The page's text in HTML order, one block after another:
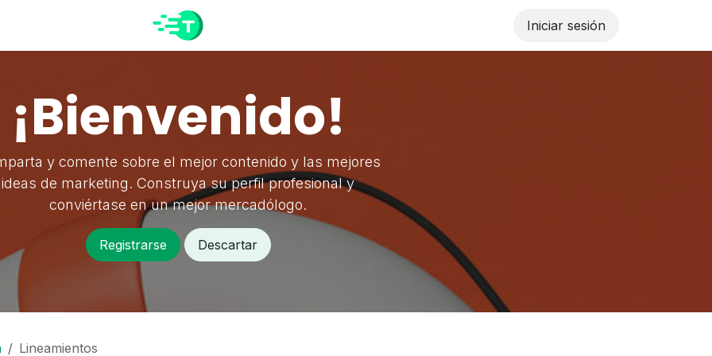
Iniciar sesión
¡Bienvenido!
y comente sobre el mejor contenido y las mejores
ideas de marketing. Construya su perfil profesional y
conviértase en un mejor mercadólogo.
Registrarse Descartar
Lineamientos